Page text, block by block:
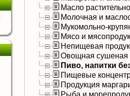
Масло
Молочная и
Мукомольно-
Мясо и
Непищевая
Овощная сушеная
Пиво, напитки
Пищевые
Продукция
Рыба и